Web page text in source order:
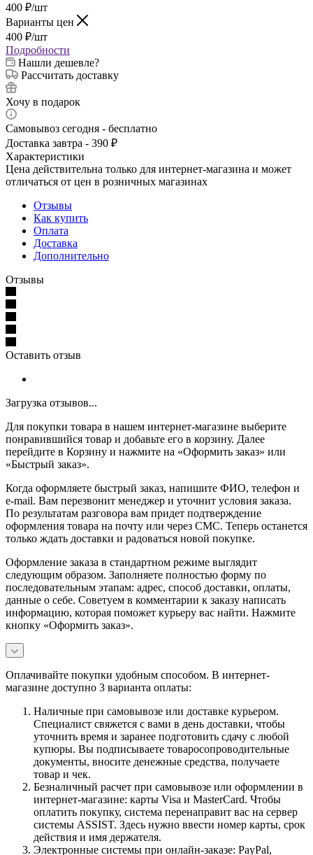
400 ₽/шт
Варианты цен
400 ₽/шт
Подробности
Нашли дешевле?
Рассчитать доставку
Хочу в подарок
Самовывоз сегодня - бесплатно
Доставка завтра - 390 ₽
Характеристики
Цена действительна только для интернет-магазина и может
отличаться от цен в розничных магазинах
Отзывы
Как купить
Оплата
Доставка
Дополнительно
Отзывы
Оставить отзыв
Загрузка отзывов...
Для покупки товара в нашем интернет-магазине выберите
понравившийся товар и добавьте его в корзину. Далее
перейдите в Корзину и нажмите на «Оформить заказ» или
«Быстрый заказ».
Когда оформляете быстрый заказ, напишите ФИО, телефон и
e-mail. Вам перезвонит менеджер и уточнит условия заказа.
По результатам разговора вам придет подтверждение
оформления товара на почту или через СМС. Теперь останется
только ждать доставки и радоваться новой покупке.
Оформление заказа в стандартном режиме выглядит
следующим образом. Заполняете полностью форму по
последовательным этапам: адрес, способ доставки, оплаты,
данные о себе. Советуем в комментарии к заказу написать
информацию, которая поможет курьеру вас найти. Нажмите
кнопку «Оформить заказ».
Оплачивайте покупки удобным способом. В интернет-
магазине доступно 3 варианта оплаты:
Наличные при самовывозе или доставке курьером.
Специалист свяжется с вами в день доставки, чтобы
уточнить время и заранее подготовить сдачу с любой
купюры. Вы подписываете товаросопроводительные
документы, вносите денежные средства, получаете
товар и чек.
Безналичный расчет при самовывозе или оформлении в
интернет-магазине: карты Visa и MasterCard. Чтобы
оплатить покупку, система перенаправит вас на сервер
системы ASSIST. Здесь нужно ввести номер карты, срок
действия и имя держателя.
Электронные системы при онлайн-заказе: PayPal,